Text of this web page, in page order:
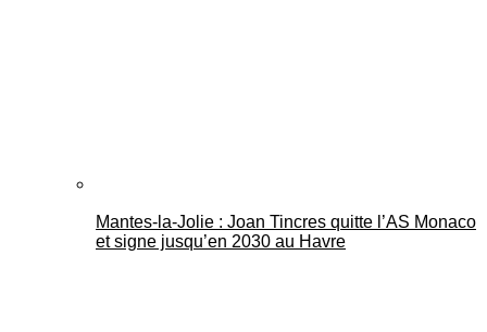
Mantes-la-Jolie : Joan Tincres quitte l’AS Monaco
et signe jusqu’en 2030 au Havre